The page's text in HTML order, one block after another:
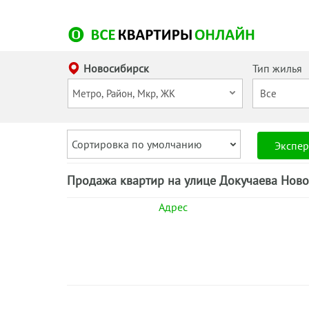
Новосибирск Тип жилья
Сортировка по умолчанию
Продажа квартир на улице Докучаева
Адрес